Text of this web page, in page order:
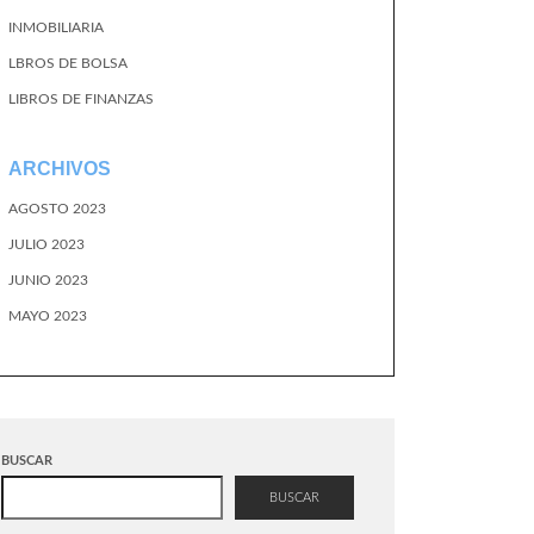
INMOBILIARIA
LBROS DE BOLSA
LIBROS DE FINANZAS
ARCHIVOS
AGOSTO 2023
JULIO 2023
JUNIO 2023
MAYO 2023
BUSCAR
BUSCAR